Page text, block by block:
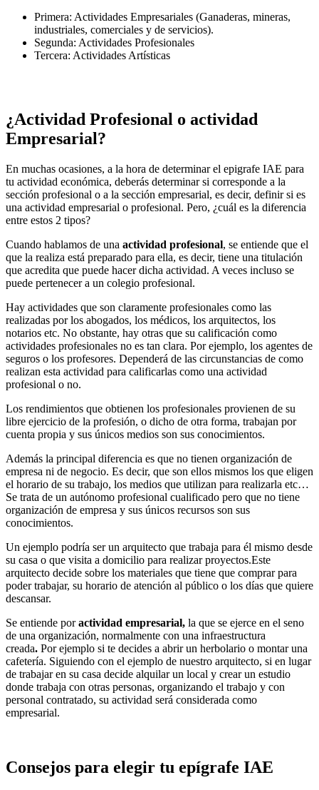
Primera: Actividades Empresariales (Ganaderas, mineras,
industriales, comerciales y de servicios).
Segunda: Actividades Profesionales
Tercera: Actividades Artísticas
¿Actividad Profesional o actividad
Empresarial?
En muchas ocasiones, a la hora de determinar el epigrafe IAE para
tu actividad económica, deberás determinar si corresponde a la
sección profesional o a la sección empresarial, es decir, definir si es
una actividad empresarial o profesional. Pero, ¿cuál es la diferencia
entre estos 2 tipos?
Cuando hablamos de una actividad profesional, se entiende que el
que la realiza está preparado para ella, es decir, tiene una titulación
que acredita que puede hacer dicha actividad. A veces incluso se
puede pertenecer a un colegio profesional.
Hay actividades que son claramente profesionales como las
realizadas por los abogados, los médicos, los arquitectos, los
notarios etc. No obstante, hay otras que su calificación como
actividades profesionales no es tan clara. Por ejemplo, los agentes de
seguros o los profesores. Dependerá de las circunstancias de como
realizan esta actividad para calificarlas como una actividad
profesional o no.
Los rendimientos que obtienen los profesionales provienen de su
libre ejercicio de la profesión, o dicho de otra forma, trabajan por
cuenta propia y sus únicos medios son sus conocimientos.
Además la principal diferencia es que no tienen organización de
empresa ni de negocio. Es decir, que son ellos mismos los que eligen
el horario de su trabajo, los medios que utilizan para realizarla etc…
Se trata de un autónomo profesional cualificado pero que no tiene
organización de empresa y sus únicos recursos son sus
conocimientos.
Un ejemplo podría ser un arquitecto que trabaja para él mismo desde
su casa o que visita a domicilio para realizar proyectos.Este
arquitecto decide sobre los materiales que tiene que comprar para
poder trabajar, su horario de atención al público o los días que quiere
descansar.
Se entiende poractividad empresarial, la que se ejerce en el seno
de una organización, normalmente con una infraestructura
creada. Por ejemplo si te decides a abrir un herbolario o montar una
cafetería. Siguiendo con el ejemplo de nuestro arquitecto, si en lugar
de trabajar en su casa decide alquilar un local y crear un estudio
donde trabaja con otras personas, organizando el trabajo y con
personal contratado, su actividad será considerada como
empresarial.
Consejos para elegir tu epígrafe IAE